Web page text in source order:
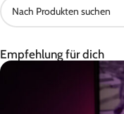
Empfehlung für dich